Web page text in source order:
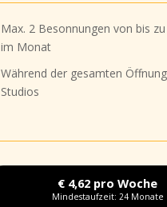
Max. 2 Besonnungen von bis
im Monat
Während der gesamten
Studios
€ 4,62 pro Woche
Mindestaufzeit: 24 Monate